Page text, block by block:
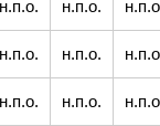
н.п.о. н.п.о.
н.п.о. н.п.о.
н.п.о. н.п.о.